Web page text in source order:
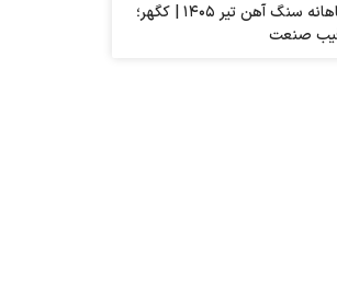
گزارش ماهانه سنگ آهن تیر ۱۴۰۵ | کگهر؛
صنعت